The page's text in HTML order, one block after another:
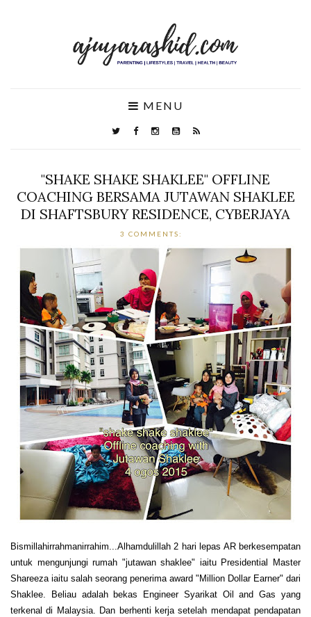
MENU
"SHAKE SHAKE SHAKLEE" OFFLINE
COACHING BERSAMA JUTAWAN SHAKLEE
DI SHAFTSBURY RESIDENCE, CYBERJAYA
3 COMMENTS:
Bismillahirrahmanirrahim...Alhamdulillah 2 hari lepas AR berkesempatan
untuk mengunjungi rumah "jutawan shaklee" iaitu Presidential Master
Shareeza iaitu salah seorang penerima award "Million Dollar Earner" dari
Shaklee. Beliau adalah bekas Engineer Syarikat Oil and Gas yang
terkenal di Malaysia. Dan berhenti kerja setelah mendapat pendapatan